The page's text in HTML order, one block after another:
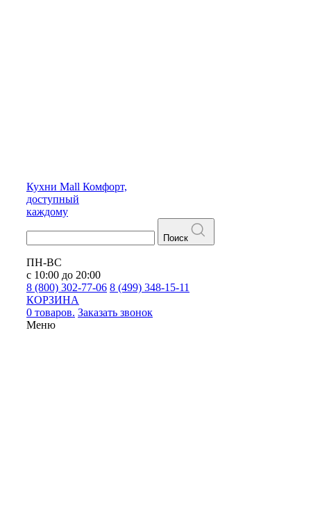
Кухни Mall Комфорт,
доступный
каждому
Поиск
ПН-ВС
с 10:00 до 20:00
8 (800) 302-77-06 8 (499) 348-15-11
КОРЗИНА
0 товаров. Заказать звонок
Меню